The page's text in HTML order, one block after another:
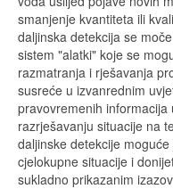
smanjenje kvantiteta ili
daljinska detekcija se
sistem "alatki" koje se
razmatranja i rješavanja
susreće u izvanrednim
pravovremenih
razrješavanju situacije na
daljinske detekcije
cjelokupne situacije i
sukladno prikazanim